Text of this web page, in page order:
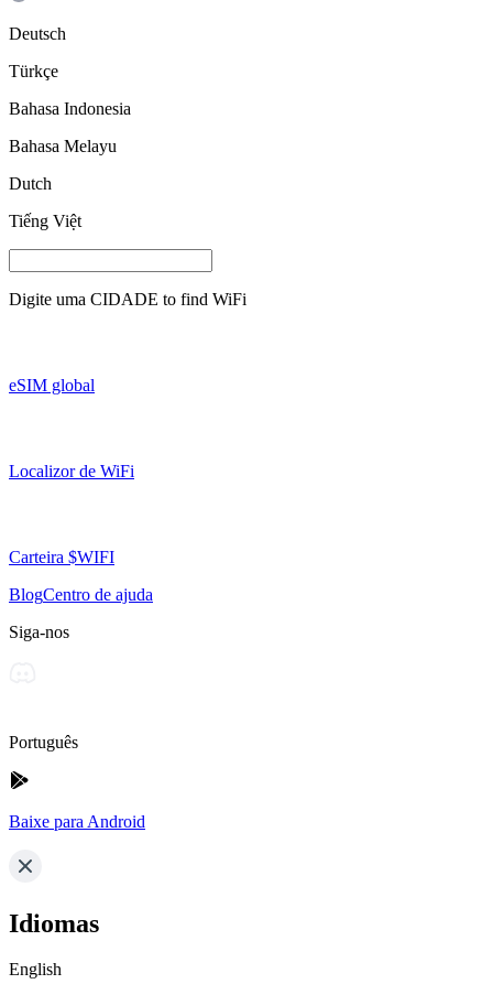
Deutsch
Türkçe
Bahasa Indonesia
Bahasa Melayu
Dutch
Tiếng Việt
Digite uma CIDADE to find WiFi
eSIM global
Localizor de WiFi
Carteira $WIFI
BlogCentro de ajuda
Siga-nos
Português
Baixe para Android
Idiomas
English